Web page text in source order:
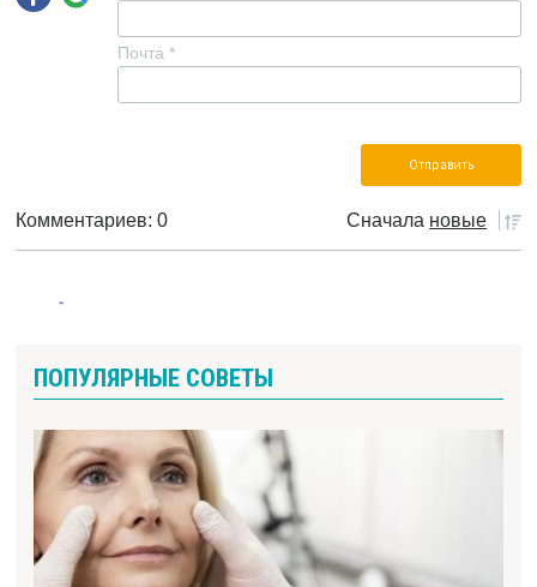
Почта *
Комментариев: 0 Сначала новые
ПОПУЛЯРНЫЕ СОВЕТЫ